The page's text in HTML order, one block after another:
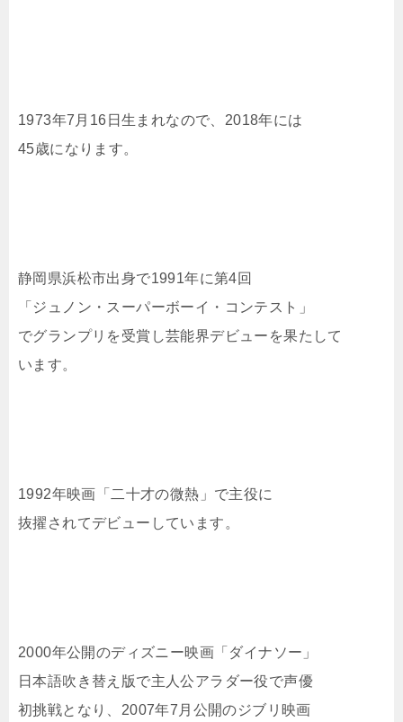
1973年7月16日生まれなので、2018年には
45歳になります。
静岡県浜松市出身で1991年に第4回
「ジュノン・スーパーボーイ・コンテスト」
でグランプリを受賞し芸能界デビューを果たして
います。
1992年映画「二十才の微熱」で主役に
抜擢されてデビューしています。
2000年公開のディズニー映画「ダイナソー」
日本語吹き替え版で主人公アラダー役で声優
初挑戦となり、2007年7月公開のジブリ映画